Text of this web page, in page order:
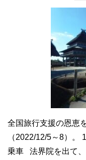
全国旅行支援の恩恵
（2022/12/5～8）。
乗車 法界院を出て、